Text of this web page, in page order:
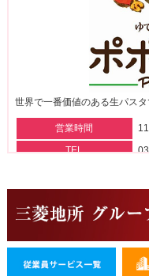
世界で一番価値のある生パスタ
営業時間
TEL